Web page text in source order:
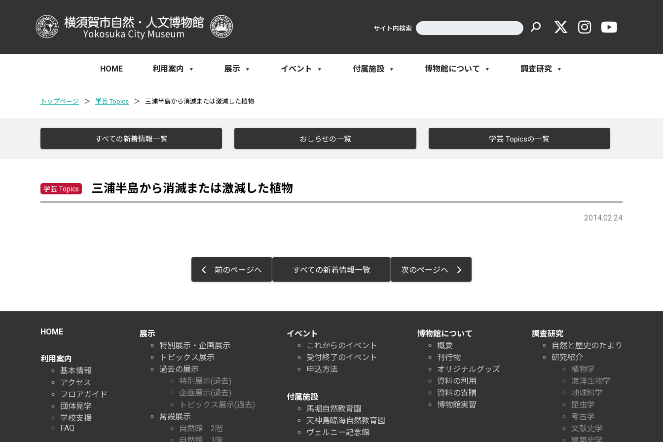
サイト内検索
HOME 利用案内 展示 イベント 付属施設 博物館について 調査研究
トップページ ＞ 学芸 Topics ＞ 三浦半島から消滅または激減した植物
すべての新着情報一覧 おしらせの一覧 学芸 Topicsの一覧
学芸 Topics 三浦半島から消滅または激減した植物
2014.02.24
前のページへ すべての新着情報一覧 次のページへ
HOME
利用案内
基本情報
アクセス
フロアガイド
団体見学
学校支援
FAQ
展示
特別展示・企画展示
トピックス展示
過去の展示
特別展示(過去)
企画展示(過去)
トピックス展示(過去)
常設展示
自然館 2階
イベント
これからのイベント
受付終了のイベント
申込方法
付属施設
馬堀自然教育園
天神島臨海自然教育園
ヴェルニー記念館
博物館について
概要
刊行物
オリジナルグッズ
資料の利用
資料の寄贈
博物館実習
調査研究
自然と歴史のたより
研究紹介
植物学
海洋生物学
地球科学
昆虫学
考古学
文献史学